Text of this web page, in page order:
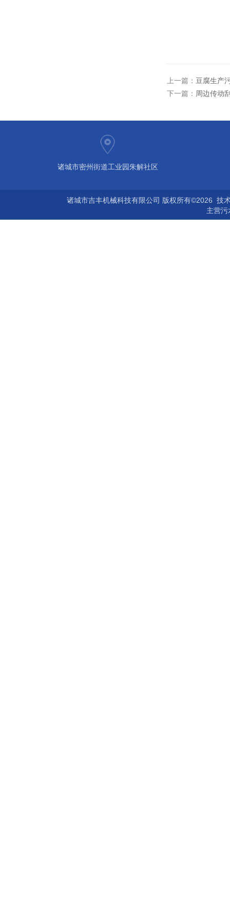
上一篇： 豆腐生产
下一篇： 周边传动
诸城市密州街道工业园朱解社区
诸城市吉丰机械科技有限公司 版权所有©2026 技
主营污